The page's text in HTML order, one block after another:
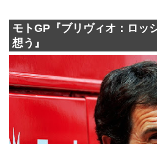
モトGP『ブリヴィオ：ロッ
想う』